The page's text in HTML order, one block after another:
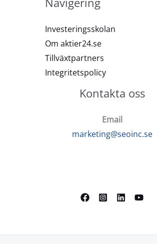
Investeringsskolan
Om aktier24.se
Tillväxtpartners
Integritetspolicy
Kontakta oss
Email
marketing@seoinc.se